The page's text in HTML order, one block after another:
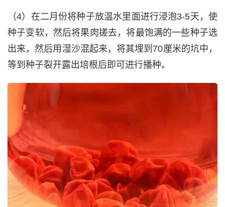
（4）在二月份将种子放温水里面进行浸泡3-5天，使
种子变软，然后将果肉搓去，将最饱满的一些种子选
出来，然后用湿沙混起来，将其埋到70厘米的坑中，
等到种子裂开露出培根后即可进行播种。